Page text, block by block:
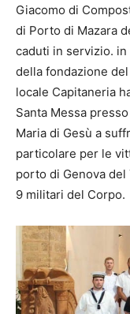
Giacomo di
di Porto di Mazara
caduti in servizio. in
della fondazione
locale Capitaneria
Santa Messa
Maria di Gesù a
particolare per le
porto di Genova
9 militari del Corpo.